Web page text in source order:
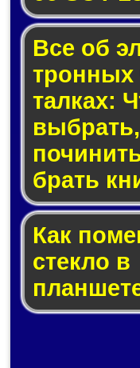
Все об
тал­ках:
брать
Как
стек­ло в